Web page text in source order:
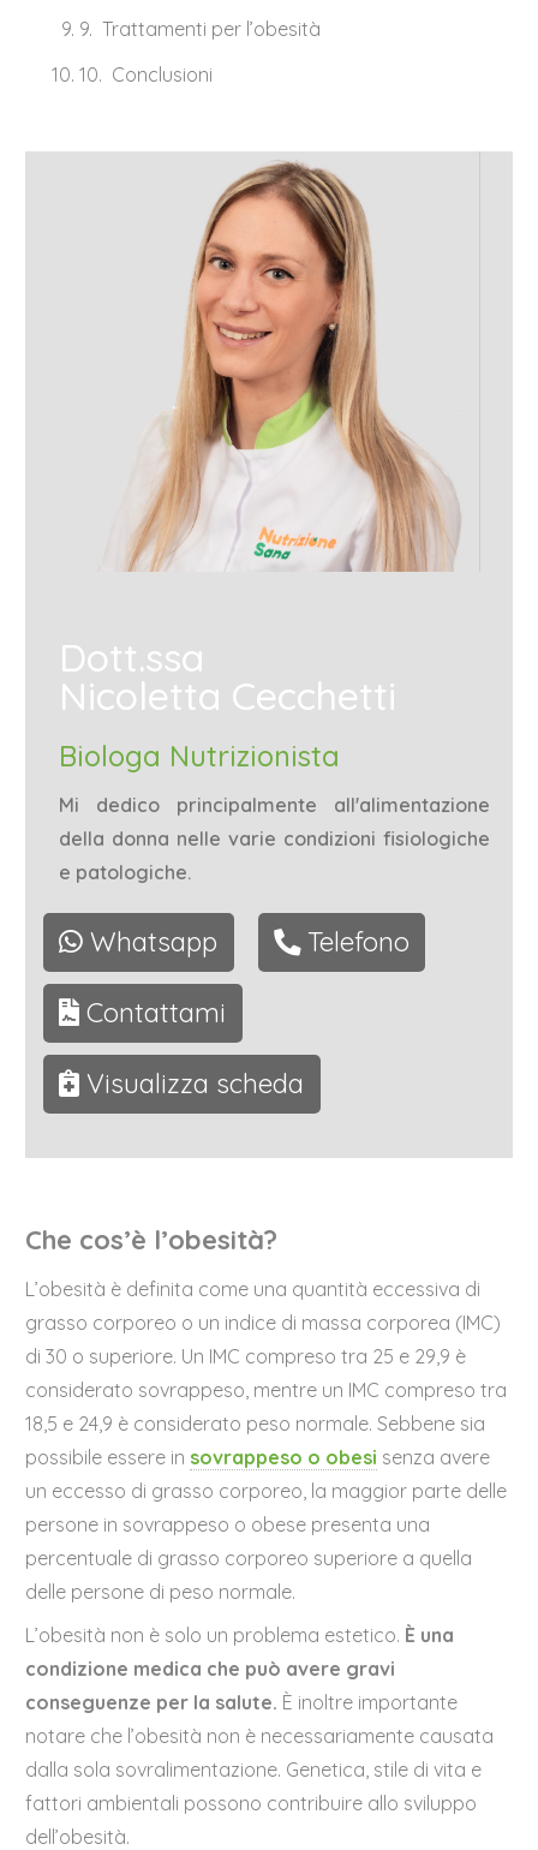
Trattamenti per l’obesità
Conclusioni
Dott.ssa
Nicoletta Cecchetti
Biologa Nutrizionista
Mi dedico principalmente all'alimentazione
della donna nelle varie condizioni fisiologiche
e patologiche.
Whatsapp Telefono
Contattami
Visualizza scheda
Che cos’è l’obesità?
L’obesità è definita come una quantità eccessiva di
grasso corporeo o un indice di massa corporea (IMC)
di 30 o superiore. Un IMC compreso tra 25 e 29,9 è
considerato sovrappeso, mentre un IMC compreso tra
18,5 e 24,9 è considerato peso normale. Sebbene sia
possibile essere in sovrappeso o obesi senza avere
un eccesso di grasso corporeo, la maggior parte delle
persone in sovrappeso o obese presenta una
percentuale di grasso corporeo superiore a quella
delle persone di peso normale.
L’obesità non è solo un problema estetico. È una
condizione medica che può avere gravi
conseguenze per la salute. È inoltre importante
notare che l’obesità non è necessariamente causata
dalla sola sovralimentazione. Genetica, stile di vita e
fattori ambientali possono contribuire allo sviluppo
dell’obesità.